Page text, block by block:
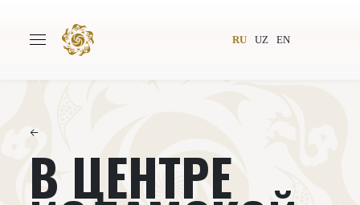
RU UZ EN
Авторы Всемирное общество
←
В ЦЕНТРЕ